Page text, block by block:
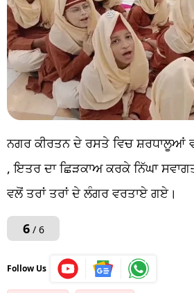
ਨਗਰ ਕੀਰਤਨ ਦੇ ਰਸਤੇ ਵਿਚ ਸ਼ਰਧਾਲੂਆਂ
, ਇਤਰ ਦਾ ਛਿੜਕਾਅ ਕਰਕੇ ਨਿੱਘਾ
ਵਲੋਂ ਤਰਾਂ ਤਰਾਂ ਦੇ ਲੰਗਰ ਵਰਤਾਏ ਗਏ।
6/ 6
Follow Us